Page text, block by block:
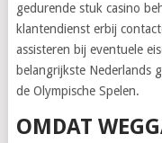
gedurende stuk casino
klantendienst erbij
assisteren bij eventuele
belangrijkste Nederlands
de Olympische Spelen.
OMDAT